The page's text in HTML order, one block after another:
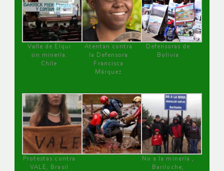
Valle de Elqui
sin minería.
Chile
Atentan contra
la Defensora
Francisca
Márquez
Defensoras de
Bolivia
Protestas contra
VALE, Brasil
No a la minería ,
Bariloche,